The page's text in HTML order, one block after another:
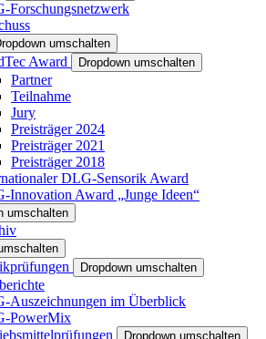
Forschungsnetzwerk
umschalten
Award Dropdown umschalten
Partner
Teilnahme
Jury
Preisträger 2024
Preisträger 2021
Preisträger 2018
DLG-Sensorik Award
Innovation Award „Junge Ideen“
umschalten
Dropdown umschalten
Auszeichnungen im Überblick
PowerMix
Dropdown umschalten